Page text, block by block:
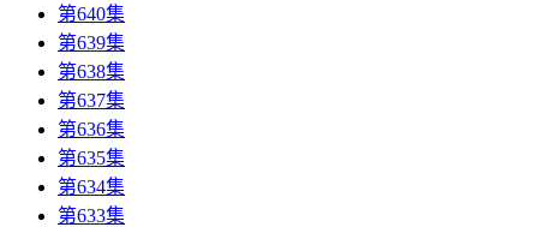
第640集
第639集
第638集
第637集
第636集
第635集
第634集
第633集